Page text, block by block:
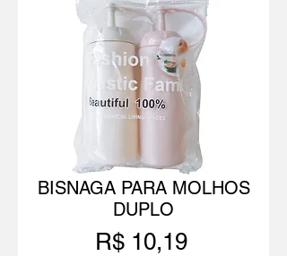
BISNAGA PARA MOLHOS
DUPLO
R$ 10,19Preço